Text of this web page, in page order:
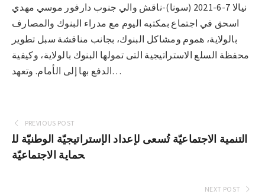
نيالا 7-6-2021 (سونا)-ناقش والي جنوب دارفور موسي مهدي
اسحق في اجتماع بمكتبه اليوم مع مدراء البنوك والمصارف
بالولاية، هموم ومشاكل البنوك، بجانب مناقشة سبل تطوير
محفظة السلع الاستراتيجية التى تمولها البنوك بالولاية، وكيفية
الدفع بها إلى الأمام. وتعهد…
PREVIOUS POST
التنمية الاجتماعيّة تُسعى لإعداد الإستراتيجيّة الوطنيّة لل
حماية الاجتماعيّة
NEXT POST